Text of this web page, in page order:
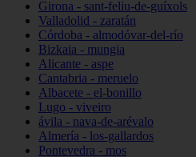
Girona - sant-feliu-de-guíxols
Valladolid - zaratán
Córdoba - almodóvar-del-río
Bizkaia - mungia
Alicante - aspe
Cantabria - meruelo
Albacete - el-bonillo
Lugo - viveiro
ávila - nava-de-arévalo
Almería - los-gallardos
Pontevedra - mos